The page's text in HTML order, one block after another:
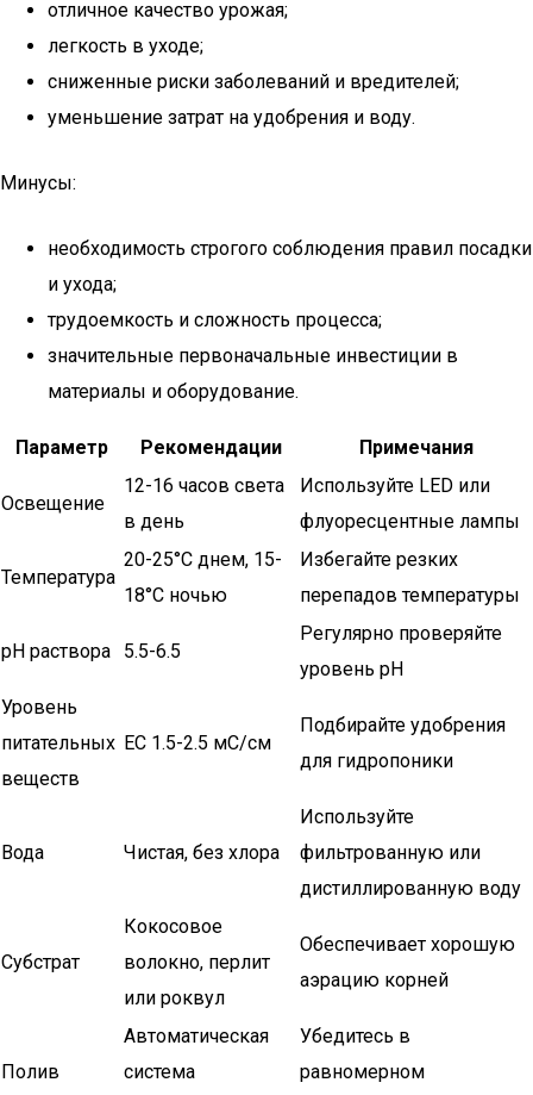
отличное качество урожая;
легкость в уходе;
сниженные риски заболеваний и вредителей;
уменьшение затрат на удобрения и воду.
Минусы:
необходимость строгого соблюдения правил посадки
и ухода;
трудоемкость и сложность процесса;
значительные первоначальные инвестиции в
материалы и оборудование.
Параметр Рекомендации Примечания
Освещение
12-16 часов света
в день
Используйте LED или
флуоресцентные лампы
Температура
20-25°C днем, 15-
18°C ночью
Избегайте резких
перепадов температуры
pH раствора 5.5-6.5
Регулярно проверяйте
уровень pH
Уровень
питательных
веществ
EC 1.5-2.5 мС/см
Подбирайте удобрения
для гидропоники
Вода Чистая, без хлора
Используйте
фильтрованную или
дистиллированную воду
Субстрат
Кокосовое
волокно, перлит
или роквул
Обеспечивает хорошую
аэрацию корней
Полив
Автоматическая
система
Убедитесь в
равномерном